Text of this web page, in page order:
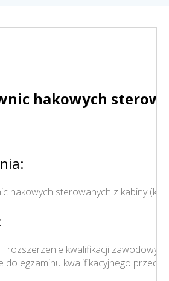
hakowych
hakowych sterowanych z kabiny (kat.
rozszerzenie kwalifikacji
do egzaminu kwalifikacyjnego przed